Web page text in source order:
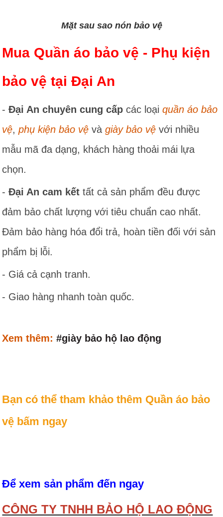
Mặt sau sao nón bảo vệ
Mua Quần áo bảo vệ - Phụ kiện
bảo vệ tại Đại An
-Đại An chuyên cung cấp các loạiquần áo bảo
vệ,phụ kiện bảo vệ vàgiày bảo vệ với nhiều
mẫu mã đa dạng, khách hàng thoải mái lựa
chọn.
-Đại An cam kết tất cả sản phẩm đều được
đảm bảo chất lượng với tiêu chuẩn cao nhất.
Đảm bảo hàng hóa đổi trả, hoàn tiền đối với sản
phẩm bị lỗi.
- Giá cả cạnh tranh.
- Giao hàng nhanh toàn quốc.
Xem thêm: #giày bảo hộ lao động
Bạn có thể tham khảo thêm Quần áo bảo
vệ bấm ngay
Để xem sản phẩm đến ngay
CÔNG TY TNHH BẢO HỘ LAO ĐỘNG